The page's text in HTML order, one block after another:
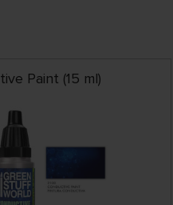
Paint (15 ml)